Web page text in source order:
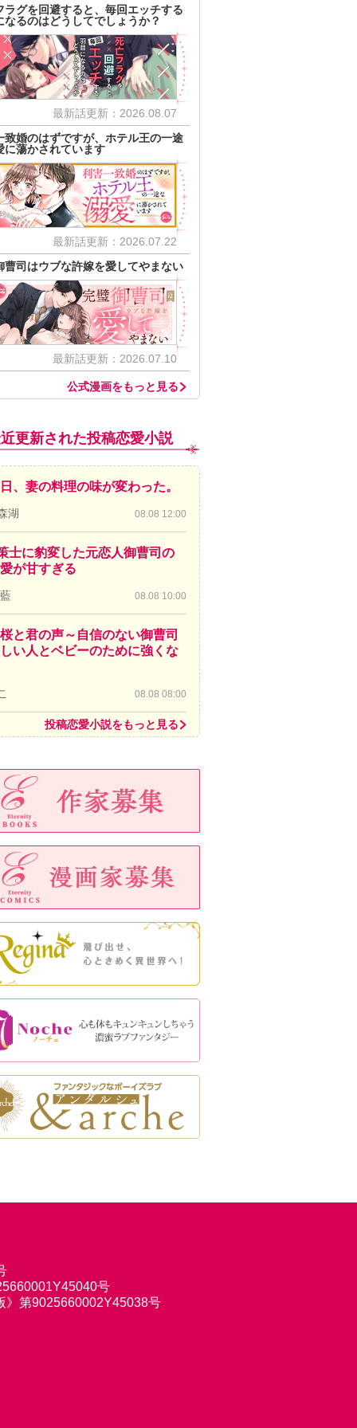
ラグを回避すると、毎回エッチする
なるのはどうしてでしょうか？
最新話更新：2026.08.07
致婚のはずですが、ホテル王の一途
に蕩かされています
最新話更新：2026.07.22
曹司はウブな許嫁を愛してやまない
最新話更新：2026.07.10
公式漫画をもっと見る
更新された投稿恋愛小説
、妻の料理の味が変わった。
湖 08.08 12:00
士に豹変した元恋人御曹司の
が甘すぎる
08.08 10:00
と君の声～自信のない御曹司
い人とベビーのために強くな
08.08 08:00
投稿恋愛小説をもっと見る
号
第9025660002Y45038号